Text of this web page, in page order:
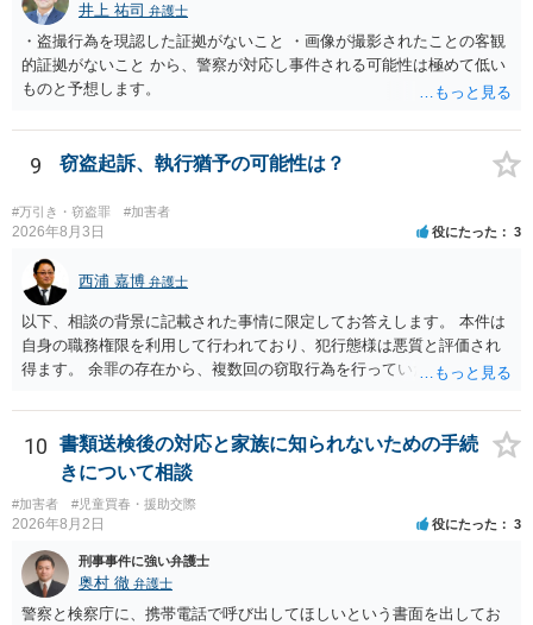
井上 祐司 弁護士
・盗撮行為を現認した証拠がないこと ・画像が撮影されたことの客観
的証拠がないこと から、警察が対応し事件される可能性は極めて低い
ものと予想します。
9 窃盗起訴、執行猶予の可能性は？
#万引き・窃盗罪 #加害者
2026年8月3日 役にたった 3
西浦 嘉博 弁護士
以下、相談の背景に記載された事情に限定してお答えします。 本件は
自身の職務権限を利用して行われており、犯行態様は悪質と評価され
得ます。 余罪の存在から、複数回の窃取行為を行っていたことも悪質
ると思われます。 他方、余罪を含めた全額を弁済していることは、被
害者の経済的損害の回復として有利に斟酌されます。 また、前科前歴
を有しないことも、規範意識が鈍磨しきっているとまでは言えず、有
利な点です。 その他、家族の監督等の情状証拠を適切に提出すること
で、私見ですが、執行猶予判決を視野に入れることが可能な事案と思
われます。 上記、一つの意見として参考ください。
10
書類送検後の対応と家族に知られないための手続
きについて相談
#加害者 #児童買春・援助交際
2026年8月2日 役にたった 3
刑事事件に強い弁護士
奥村 徹 弁護士
警察と検察庁に、携帯電話で呼び出してほしいという書面を出してお